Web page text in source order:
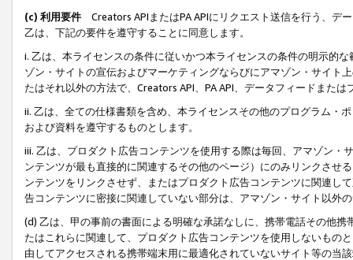
(c) 利用要件 Creators APIまたはPA APIにリクエスト送信を行う、デ
乙は、下記の要件を遵守することに同意します。
i. 乙は、本ライセンスの条件に従いかつ本ライセンスの条件の明示的
ゾン・サイトの宣伝およびマーケティングならびにアマゾン・サイト
たはそれ以外の方法で、Creators API、PA API、データフィードまた
ii. 乙は、全ての仕様書類を含め、本ライセンスその他のプログラム・
および資料を遵守するものとします。
iii. 乙は、プロダクト広告コンテンツを使用する際は毎回、アマゾン
ンテンツが最も直接的に関連するその他のページ）にのみリンクさせ
ンテンツをリンクさせず、またはプロダクト広告コンテンツに関連し
告コンテンツに密接に関連していない部分は、アマゾン・サイト以外
(d) 乙は、甲の事前の書面による明確な承諾なしに、携帯電話その他
たはこれらに関連して、プロダクト広告コンテンツを使用しないもの
由してアクセスされる携帯端末用に最適化されていないサイト等の当